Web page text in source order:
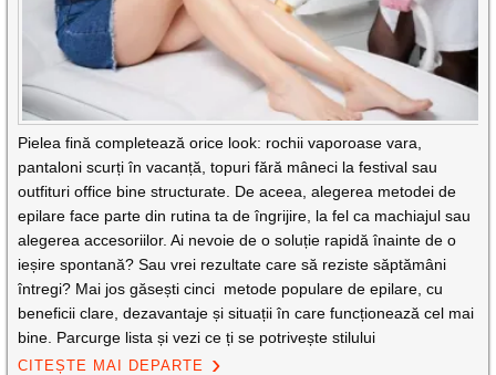
Pielea fină completează orice look: rochii vaporoase vara,
pantaloni scurți în vacanță, topuri fără mâneci la festival sau
outfituri office bine structurate. De aceea, alegerea metodei de
epilare face parte din rutina ta de îngrijire, la fel ca machiajul sau
alegerea accesoriilor. Ai nevoie de o soluție rapidă înainte de o
ieșire spontană? Sau vrei rezultate care să reziste săptămâni
întregi? Mai jos găsești cinci metode populare de epilare, cu
beneficii clare, dezavantaje și situații în care funcționează cel mai
bine. Parcurge lista și vezi ce ți se potrivește stilului
CITEȘTE MAI DEPARTE